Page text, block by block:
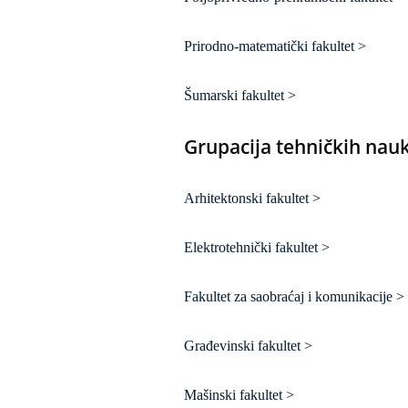
Prirodno-matematički fakultet >
Šumarski fakultet >
Grupacija tehničkih
Arhitektonski fakultet >
Elektrotehnički fakultet >
Fakultet za saobraćaj i komunikacije >
Građevinski fakultet >
Mašinski fakultet >